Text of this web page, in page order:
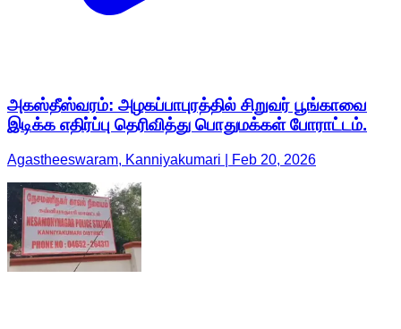
அகஸ்தீஸ்வரம்: அழகப்பாபுரத்தில் சிறுவர் பூங்காவை
இடிக்க எதிர்ப்பு தெரிவித்து பொதுமக்கள் போராட்டம்.
Agastheeswaram, Kanniyakumari | Feb 20, 2026